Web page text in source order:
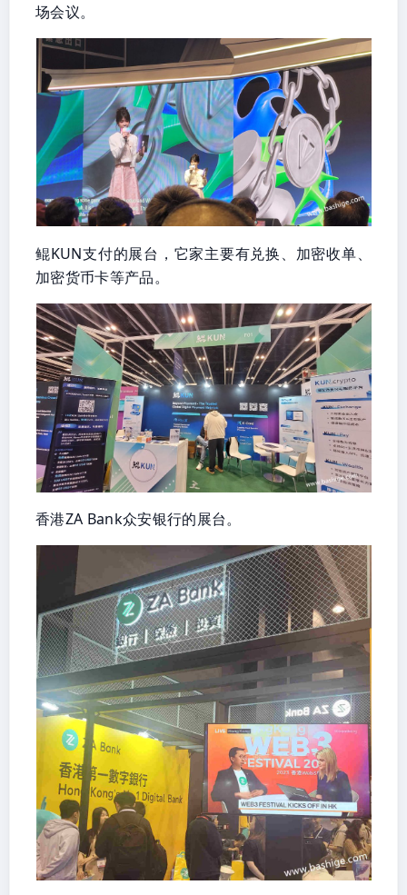
场会议。
鲲KUN支付的展台，它家主要有兑换、加密收单、
加密货币卡等产品。
香港ZA Bank众安银行的展台。